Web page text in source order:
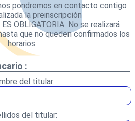
pondremos en contacto contigo
la preinscripción
OBLIGATORIA. No se realizará
que no queden confirmados los
horarios.
:
del titular:
del titular: